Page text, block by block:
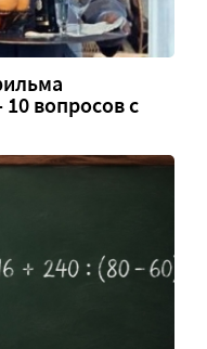
вопросов с